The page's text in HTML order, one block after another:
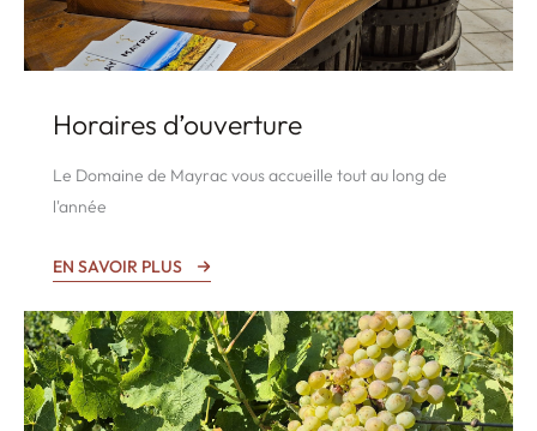
Horaires d’ouverture
Le Domaine de Mayrac vous accueille tout au long de
l'année
EN SAVOIR PLUS